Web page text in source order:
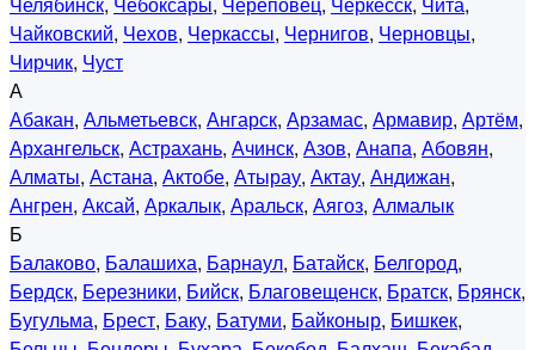
Чайковский, Чехов, Черкассы, Чернигов, Черновцы,
Чирчик, Чуст
А
Абакан, Альметьевск, Ангарск, Арзамас, Армавир, Артём,
Архангельск, Астрахань, Ачинск, Азов, Анапа, Абовян,
Алматы, Астана, Актобе, Атырау, Актау, Андижан,
Ангрен, Аксай, Аркалык, Аральск, Аягоз, Алмалык
Б
Балаково, Балашиха, Барнаул, Батайск, Белгород,
Бердск, Березники, Бийск, Благовещенск, Братск, Брянск,
Бугульма, Брест, Баку, Батуми, Байконыр, Бишкек,